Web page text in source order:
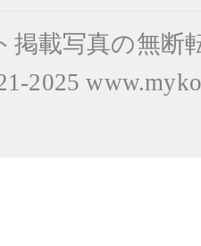
掲載写真の無断
2025